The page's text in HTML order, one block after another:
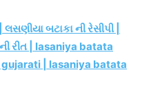
બટાકા ની રેસીપી |
રીત | lasaniya batata
| lasaniya batata